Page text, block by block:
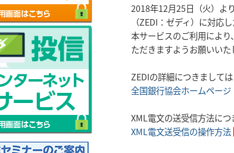
2018年12月25日（火）よ
（ZEDI：ゼディ）に対応
本サービスのご利用によ
ただきますようお願いいた
ZEDIの詳細につきまして
全国銀行協会ホームページ
XML電文の送受信方法につ
XML電文送受信の操作方法